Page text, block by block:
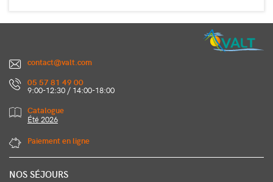
contact@valt.com
05 57 81 49 00
9:00-12:30 / 14:00-18:00
Catalogue
Été 2026
Paiement en ligne
NOS SÉJOURS